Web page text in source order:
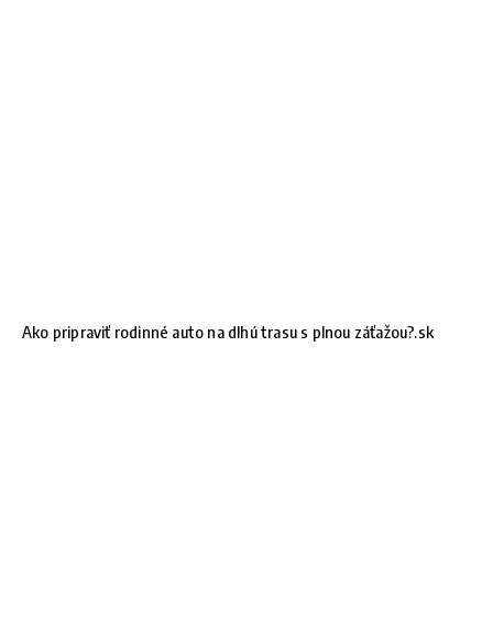
Ako pripraviť rodinné auto na dlhú trasu s plnou záťažou?.sk